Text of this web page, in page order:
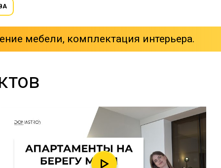
мебели, комплектация интерьера.